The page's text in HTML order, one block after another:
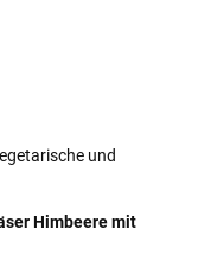
und
Himbeere mit